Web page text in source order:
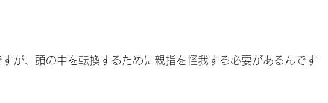
が、頭の中を転換するために親指を怪我する必要があるんです